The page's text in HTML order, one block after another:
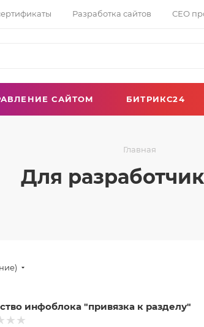
Разработка сайтов СЕО
САЙТОМ БИТРИКС24
Главная
Для
инфоблока "привязка к разделу"